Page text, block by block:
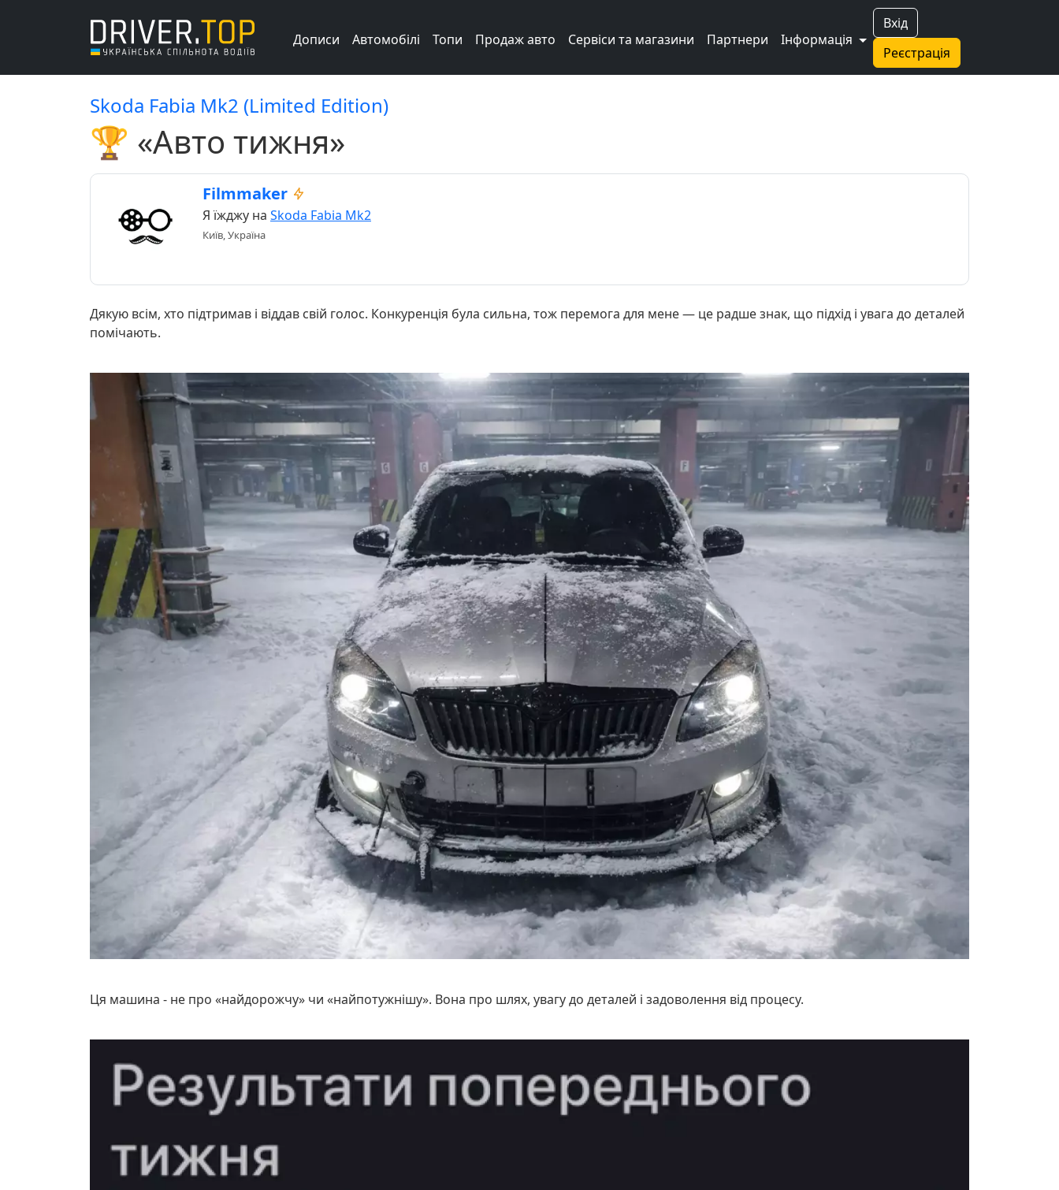
Вхід
Реєстрація
Дописи Автомобілі Топи Продаж авто Сервіси та магазини Партнери Інформація
Skoda Fabia Mk2 (Limited Edition)
🏆 «Авто тижня»
Filmmaker
Я їжджу на Skoda Fabia Mk2
Київ, Україна
Дякую всім, хто підтримав і віддав свій голос. Конкуренція була сильна, тож перемога для мене — це радше знак, що підхід і увага до деталей
помічають.
Ця машина - не про «найдорожчу» чи «найпотужнішу». Вона про шлях, увагу до деталей і задоволення від процесу.